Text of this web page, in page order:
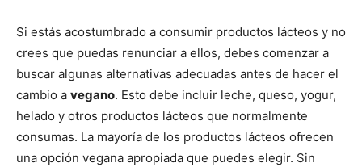
Si estás acostumbrado a consumir productos lácteos y no
crees que puedas renunciar a ellos, debes comenzar a
buscar algunas alternativas adecuadas antes de hacer el
cambio a vegano. Esto debe incluir leche, queso, yogur,
helado y otros productos lácteos que normalmente
consumas. La mayoría de los productos lácteos ofrecen
una opción vegana apropiada que puedes elegir. Sin